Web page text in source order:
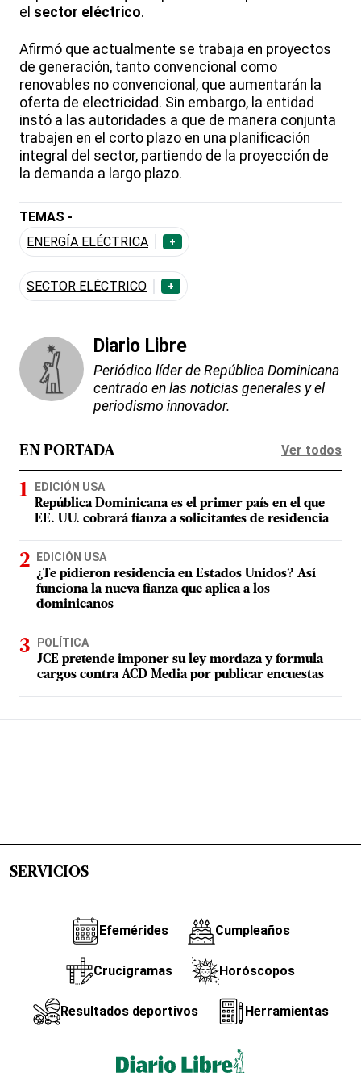
el sector eléctrico.
Afirmó que actualmente se trabaja en proyectos
de generación, tanto convencional como
renovables no convencional, que aumentarán la
oferta de electricidad. Sin embargo, la entidad
instó a las autoridades a que de manera conjunta
trabajen en el corto plazo en una planificación
integral del sector, partiendo de la proyección de
la demanda a largo plazo.
TEMAS -
ENERGÍA ELÉCTRICA
+
SECTOR ELÉCTRICO +
Diario Libre
Periódico líder de República Dominicana
centrado en las noticias generales y el
periodismo innovador.
EN PORTADA Ver todos
EDICIÓN USA
República Dominicana es el primer país en el que
EE. UU. cobrará fianza a solicitantes de residencia
EDICIÓN USA
¿Te pidieron residencia en Estados Unidos? Así
funciona la nueva fianza que aplica a los
dominicanos
POLÍTICA
JCE pretende imponer su ley mordaza y formula
cargos contra ACD Media por publicar encuestas
SERVICIOS
Efemérides Cumpleaños
Crucigramas Horóscopos
Resultados deportivos Herramientas